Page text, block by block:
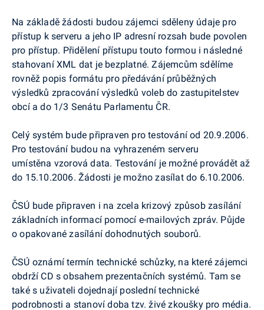
Na základě žádosti budou zájemci sděleny údaje pro
přístup k serveru a jeho IP adresní rozsah bude povolen
pro přístup. Přidělení přístupu touto formou i následné
stahovaní XML dat je bezplatné. Zájemcům sdělíme
rovněž popis formátu pro předávání průběžných
výsledků zpracování výsledků voleb do zastupitelstev
obcí a do 1/3 Senátu Parlamentu ČR.
Celý systém bude připraven pro testování od 20.9.2006.
Pro testování budou na vyhrazeném serveru
umístěna vzorová data. Testování je možné provádět až
do 15.10.2006. Žádosti je možno zasílat do 6.10.2006.
ČSÚ bude připraven i na zcela krizový způsob zasílání
základních informací pomocí e-mailových zpráv. Půjde
o opakované zasílání dohodnutých souborů.
ČSÚ oznámí termín technické schůzky, na které zájemci
obdrží CD s obsahem prezentačních systémů. Tam se
také s uživateli dojednají poslední technické
podrobnosti a stanoví doba tzv. živé zkoušky pro média.